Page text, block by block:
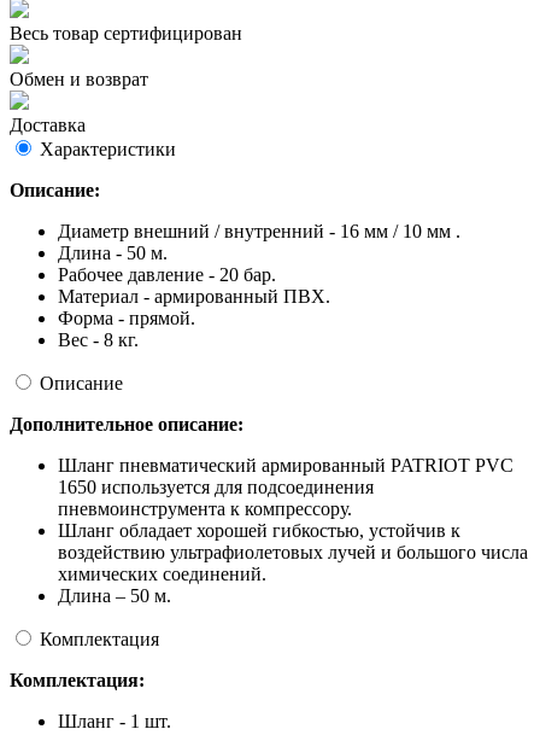
Весь товар сертифицирован
Обмен и возврат
Доставка
Характеристики
Описание:
Диаметр внешний / внутренний - 16 мм / 10 мм .
Длина - 50 м.
Рабочее давление - 20 бар.
Материал - армированный ПВХ.
Форма - прямой.
Вес - 8 кг.
Описание
Дополнительное описание:
Шланг пневматический армированный PATRIOT PVC
1650 используется для подсоединения
пневмоинструмента к компрессору.
Шланг обладает хорошей гибкостью, устойчив к
воздействию ультрафиолетовых лучей и большого числа
химических соединений.
Длина – 50 м.
Комплектация
Комплектация:
Шланг - 1 шт.